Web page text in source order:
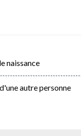
naissance
autre personne